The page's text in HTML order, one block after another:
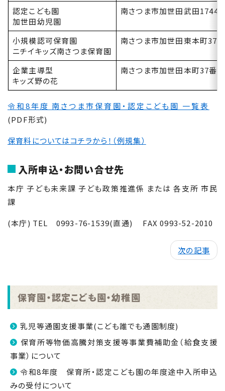
認定こども園
加世田幼児園
南さつま市加世田武田
小規模認可保育園
ニチイキッズ南さつま保育園
南さつま市加世田東本町37
企業主導型
キッズ野の花
南さつま市加世田本町37番
令和8年度 南さつま市保育園・認定こども園 一覧表
(PDF形式)
保育料についてはコチラから！（例規集）
入所申込・お問い合せ先
本庁 子ども未来課 子ども政策推進係 または 各支所 市民
課
(本庁) TEL 0993-76-1539(直通) FAX 0993-52-2010
次の記事
保育園・認定こども園・幼稚園
乳児等通園支援事業(こども誰でも通園制度)
保育所等物価高騰対策支援等事業費補助金（給食支援
事業）について
令和8年度 保育所・認定こども園の年度途中入所申込
みの受付について